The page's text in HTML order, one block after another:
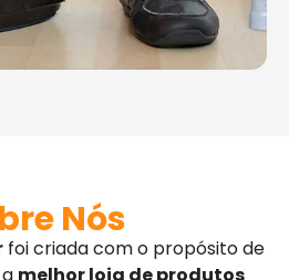
Nós
foi criada com o propósito de